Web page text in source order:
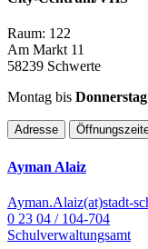
Raum: 122
Am Markt 11
58239 Schwerte
Montag bis Donnerstag
Adresse
Ayman Alaiz
Ayman.Alaiz(at)stadt-
0 23 04 / 104-704
Schulverwaltungsamt